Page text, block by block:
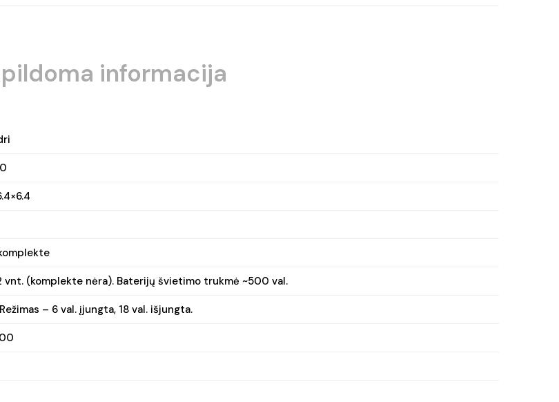
informacija
vnt. (komplekte nėra). Baterijų švietimo trukmė ~500 val.
– 6 val. įjungta, 18 val. išjungta.